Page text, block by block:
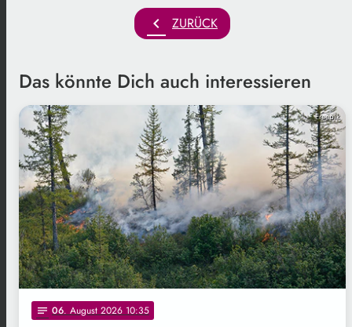
chevron_left ZURÜCK
Das könnte Dich auch interessieren
Freepik
notes 06. August 2026 10:35